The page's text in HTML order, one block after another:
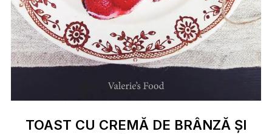
TOAST CU CREMĂ DE BRÂNZĂ ȘI